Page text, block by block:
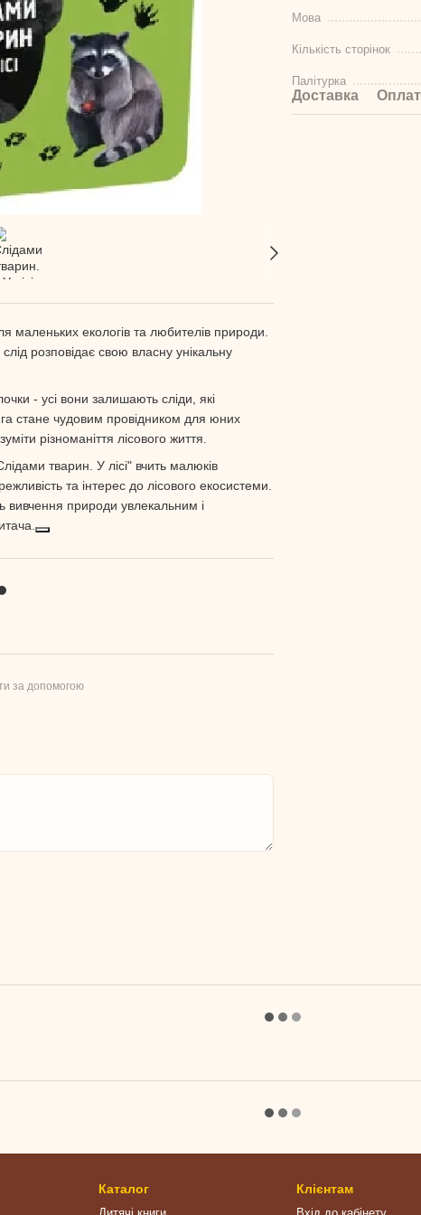
маленьких екологів та любителів природи.
розповідає свою власну унікальну
- усі вони залишають сліди, які
стане чудовим провідником для юних
різноманіття лісового життя.
тварин. У лісі" вчить малюків
та інтерес до лісового екосистеми.
вивчення природи увлекальним і
за допомогою
Мова
Кількість сторінок
Палітурка
Доставка
Каталог Клієнтам